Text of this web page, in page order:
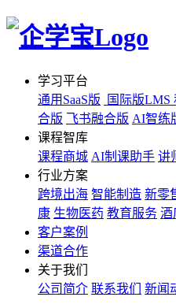
学习平台
通用SaaS版
国际版LMS
合版 飞书融合版 AI智练
课程智库
课程商城 AI制课助手 讲
行业方案
跨境出海 智能制造 新零
康 生物医药 教育服务 酒
客户案例
渠道合作
关于我们
公司简介 联系我们 新闻